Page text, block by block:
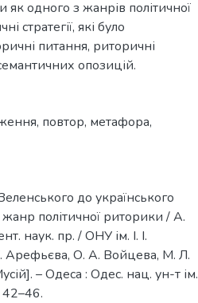
одного з жанрів політичної
стратегії, які було
питання, риторичні
опозицій.
, повтор, метафора,
до українського
політичної риторики / А.
наук. пр. / ОНУ ім. І. І.
Арефьєва, О. А. Войцева, М. Л.
– Одеса : Одес. нац. ун-т ім.
42–46.